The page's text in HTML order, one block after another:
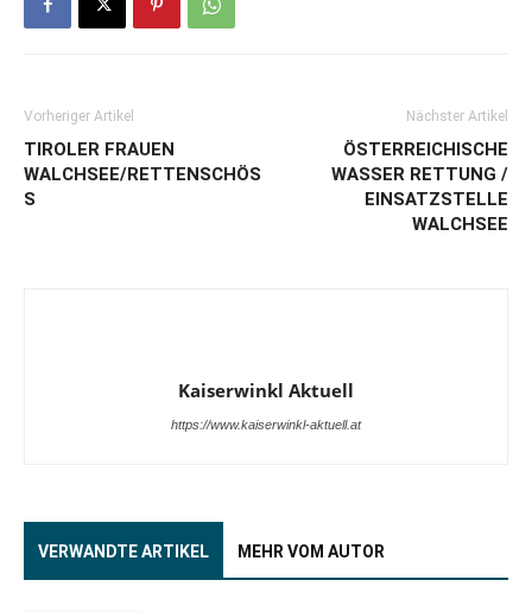
Vorheriger Artikel
TIROLER FRAUEN
WALCHSEE/RETTENSCHÖS
S
Nächster Artikel
ÖSTERREICHISCHE
WASSER RETTUNG /
EINSATZSTELLE
WALCHSEE
Kaiserwinkl Aktuell
https://www.kaiserwinkl-aktuell.at
VERWANDTE ARTIKEL MEHR VOM AUTOR